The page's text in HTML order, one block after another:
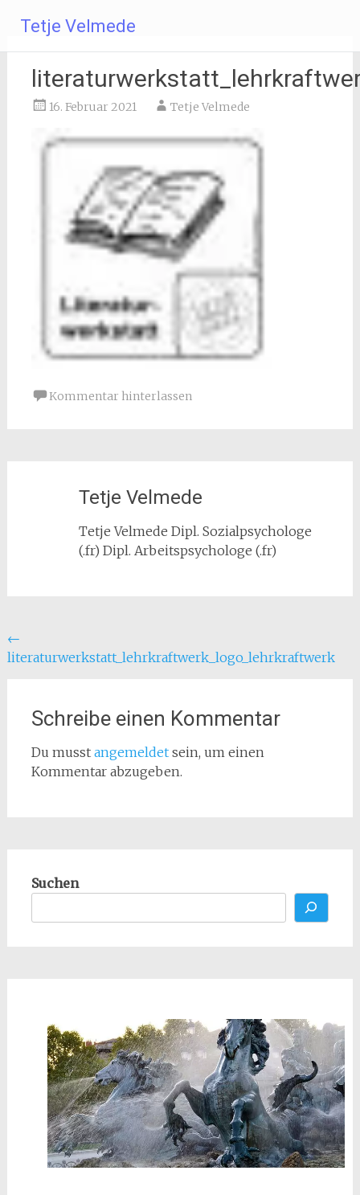
Inhalt
springen
Tetje Velmede
16. Februar 2021 Tetje Velmede
Kommentar hinterlassen
Tetje Velmede
Tetje Velmede Dipl. Sozialpsychologe
(.fr) Dipl. Arbeitspsychologe (.fr)
Beitragsnavigation
←
literaturwerkstatt_lehrkraftwerk_logo_lehrkraftwerk
Schreibe einen Kommentar
Du musst angemeldetsein, um einen
Kommentar abzugeben.
Suchen